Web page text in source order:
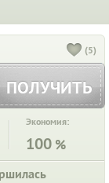
(5)
ПОЛУЧИТЬ
Экономия:
100 %